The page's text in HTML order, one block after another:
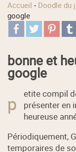
Accueil - Doodle du
google
bonne et
google
p
etite compil
présenter en
heureuse
Périodiquement,
temporaires de